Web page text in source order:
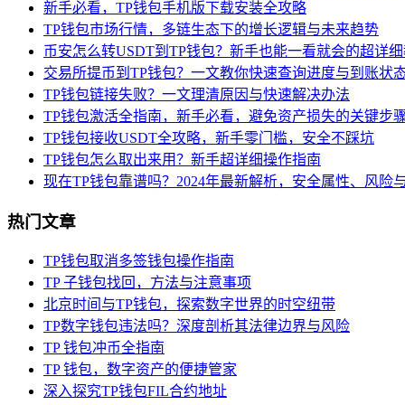
新手必看，TP钱包手机版下载安装全攻略
TP钱包市场行情，多链生态下的增长逻辑与未来趋势
币安怎么转USDT到TP钱包？新手也能一看就会的超详
交易所提币到TP钱包？一文教你快速查询进度与到账状
TP钱包链接失败？一文理清原因与快速解决办法
TP钱包激活全指南，新手必看，避免资产损失的关键步
TP钱包接收USDT全攻略，新手零门槛，安全不踩坑
TP钱包怎么取出来用？新手超详细操作指南
现在TP钱包靠谱吗？2024年最新解析，安全属性、风险
热门文章
TP钱包取消多签钱包操作指南
TP 子钱包找回，方法与注意事项
北京时间与TP钱包，探索数字世界的时空纽带
TP数字钱包违法吗？深度剖析其法律边界与风险
TP 钱包冲币全指南
TP 钱包，数字资产的便捷管家
深入探究TP钱包FIL合约地址